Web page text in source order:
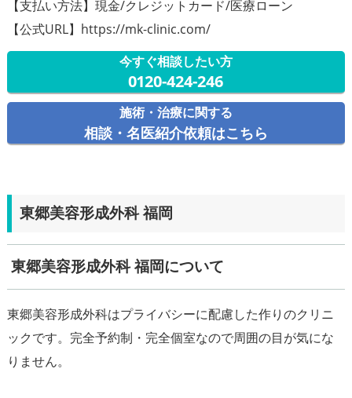
【支払い方法】現金/クレジットカード/医療ローン
【公式URL】https://mk-clinic.com/
今すぐ相談したい方
0120-424-246
施術・治療に関する
相談・名医紹介依頼はこちら
東郷美容形成外科 福岡
東郷美容形成外科 福岡について
東郷美容形成外科はプライバシーに配慮した作りのクリニ
ックです。完全予約制・完全個室なので周囲の目が気にな
りません。